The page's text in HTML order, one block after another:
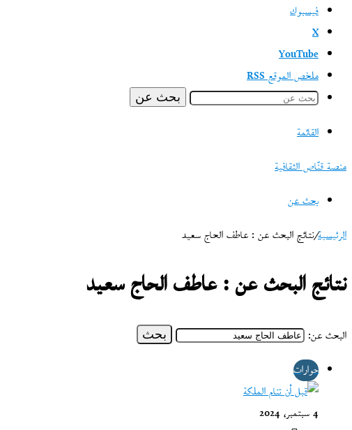
فيسبوك
‫X
‫YouTube
ملخص الموقع RSS
بحث عن
القائمة
منصة قنّاص الثقافية
بحث عن
الرئيسية/نتائج البحث عن : عاطف الحاج سعيد
نتائج البحث عن :عاطف الحاج سعيد
البحث عن:
حوارات
4 سبتمبر، 2024